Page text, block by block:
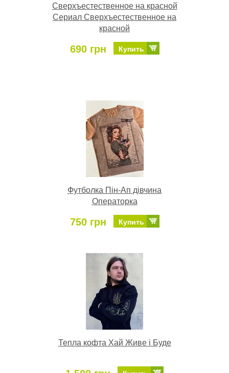
Сверхъестественное на красной
Сериал Сверхъестественное на
красной
690 грн Купить
Футболка Пін-Ап дівчина
Операторка
750 грн Купить
Тепла кофта Хай Живе і Буде